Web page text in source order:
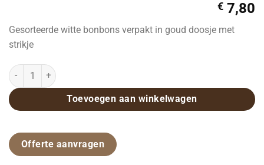
€ 7,80
Gesorteerde witte bonbons verpakt in goud doosje met
strikje
Handgemaakte bonbons 250 gram wit aantal
Toevoegen aan winkelwagen
Offerte aanvragen